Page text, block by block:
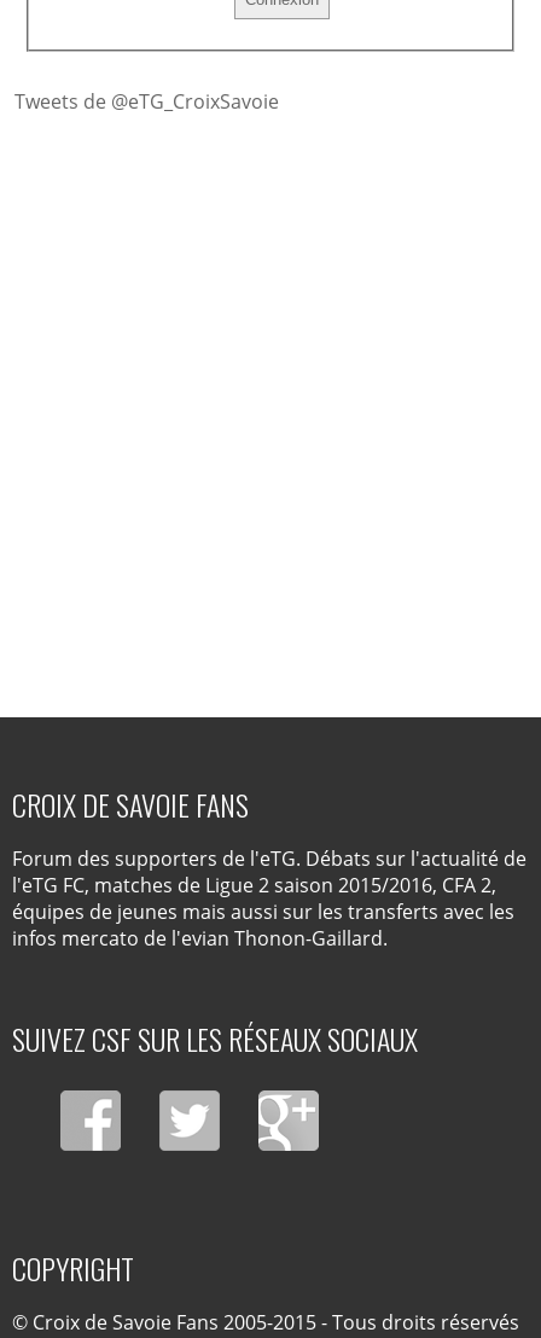
Tweets de @eTG_CroixSavoie
CROIX DE SAVOIE FANS
Forum des supporters de l'eTG. Débats sur l'actualité de
l'eTG FC, matches de Ligue 2 saison 2015/2016, CFA 2,
équipes de jeunes mais aussi sur les transferts avec les
infos mercato de l'evian Thonon-Gaillard.
SUIVEZ CSF SUR LES RÉSEAUX SOCIAUX
COPYRIGHT
© Croix de Savoie Fans 2005-2015 - Tous droits réservés